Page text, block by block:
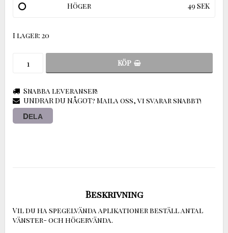
Höger 49 SEK
I lager: 20
KÖP
Snabba leveranser!
UNDRAR DU NÅGOT? Maila oss, vi svarar snabbt!
DELA
Beskrivning
Vil du ha spegelvända aplikationer beställ antal
vänster- och högervända.